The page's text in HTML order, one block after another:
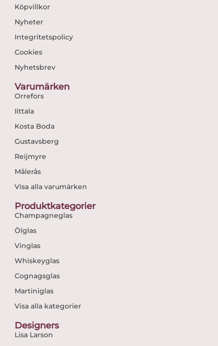
Köpvillkor
Nyheter
Integritetspolicy
Cookies
Nyhetsbrev
Varumärken
Orrefors
Iittala
Kosta Boda
Gustavsberg
Reijmyre
Målerås
Visa alla varumärken
Produktkategorier
Champagneglas
Ölglas
Vinglas
Whiskeyglas
Cognagsglas
Martiniglas
Visa alla kategorier
Designers
Lisa Larson